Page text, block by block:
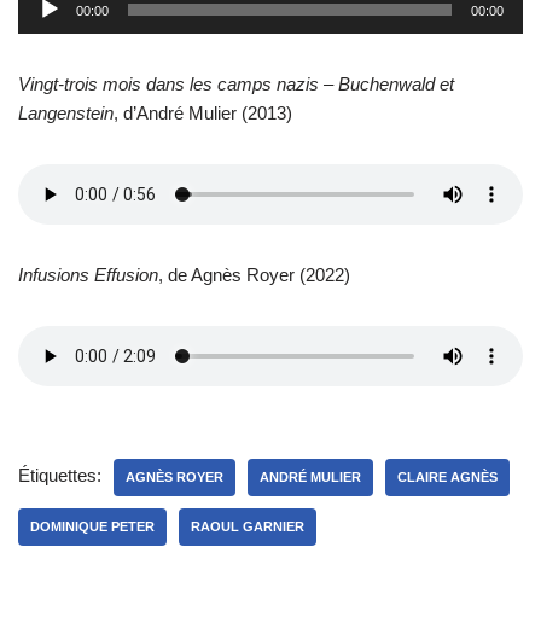
d
i
t
e
i
00:00 00:00
Vingt-trois mois dans les camps nazis – Buchenwald et
Langenstein, d’André Mulier (2013)
Infusions Effusion, de Agnès Royer (2022)
Étiquettes: AGNÈS ROYER ANDRÉ MULIER CLAIRE AGNÈS
DOMINIQUE PETER RAOUL GARNIER